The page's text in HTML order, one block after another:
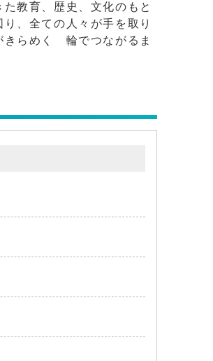
教育、歴史、文化のもと
、全ての人々が手を取り
きらめく 輪でつながるま